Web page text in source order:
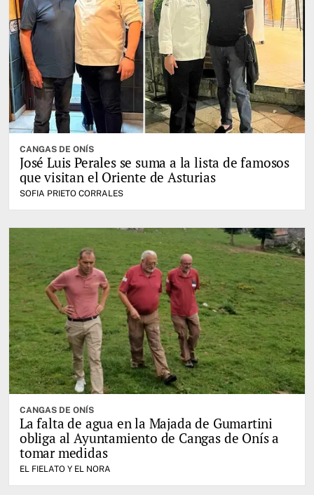
CANGAS DE ONÍS
José Luis Perales se suma a la lista de famosos
que visitan el Oriente de Asturias
SOFIA PRIETO CORRALES
CANGAS DE ONÍS
La falta de agua en la Majada de Gumartini
obliga al Ayuntamiento de Cangas de Onís a
tomar medidas
EL FIELATO Y EL NORA